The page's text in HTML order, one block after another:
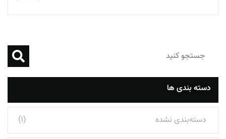
دسته بندی ها
دسته‌بندی نشده (1)